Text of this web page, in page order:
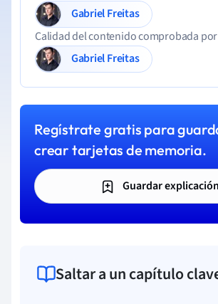
Gabriel Freitas
Calidad del contenido comprobada por
Gabriel Freitas
Regístrate gratis para
crear tarjetas de memoria.
Guardar explicación
Saltar a un capítulo